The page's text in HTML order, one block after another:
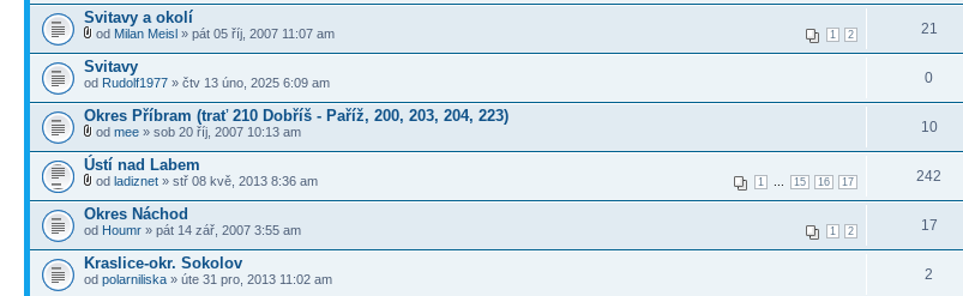
Svitavy a okolí
1 2
od Milan Meisl » pát 05 říj, 2007 11:07 am 21
Svitavy
od Rudolf1977 » čtv 13 úno, 2025 6:09 am 0
Okres Příbram (trať 210 Dobříš - Paříž, 200, 203, 204, 223)
od mee » sob 20 říj, 2007 10:13 am 10
Ústí nad Labem
1 15 16 17
od ladiznet » stř 08 kvě, 2013 8:36 am 242
Okres Náchod
1 2
od Houmr » pát 14 zář, 2007 3:55 am 17
Kraslice-okr. Sokolov
od polarniliska » úte 31 pro, 2013 11:02 am 2